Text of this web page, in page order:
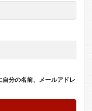
分の名前、メールアドレ